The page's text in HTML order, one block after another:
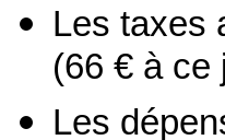
Les taxes
(66 € à ce
Les